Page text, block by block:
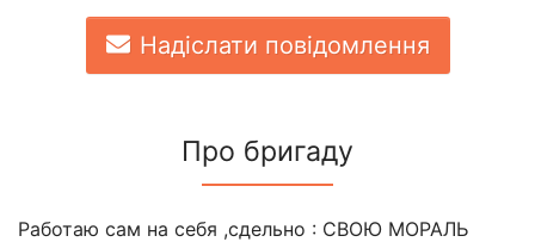
Надіслати повідомлення
Про бригаду
Работаю сам на себя ,сдельно : СВОЮ МОРАЛЬ